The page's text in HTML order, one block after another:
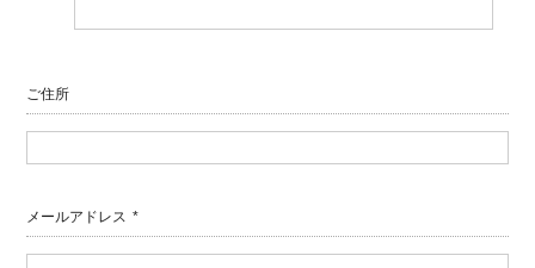
ご住所
メールアドレス *